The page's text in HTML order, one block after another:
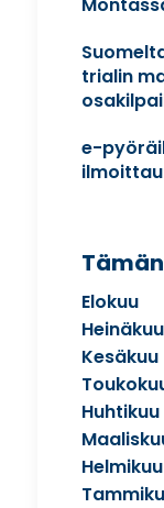
trialin
e-
Elokuu
Heinäkuu
Kesäkuu
Huhtikuu
Helmikuu